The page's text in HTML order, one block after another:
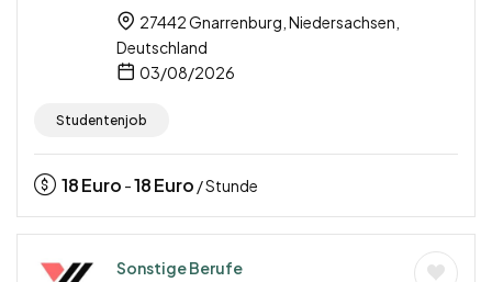
27442 Gnarrenburg, Niedersachsen,
Deutschland
03/08/2026
Studentenjob
18Euro -18Euro / Stunde
Sonstige Berufe